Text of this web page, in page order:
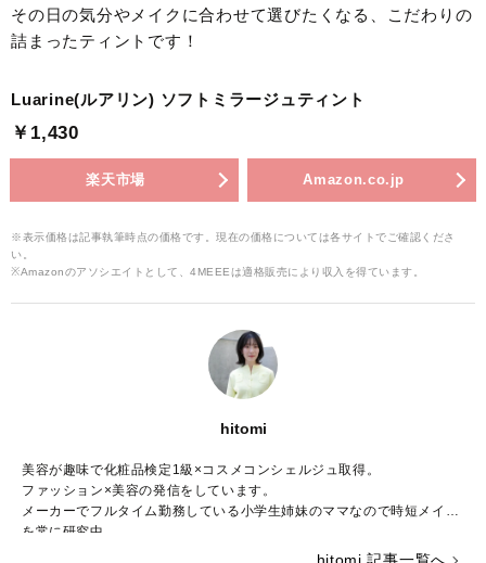
その日の気分やメイクに合わせて選びたくなる、こだわりの
詰まったティントです！
Luarine(ルアリン) ソフトミラージュティント
￥1,430
楽天市場 Amazon.co.jp
※表示価格は記事執筆時点の価格です。現在の価格については各サイトでご確認くださ
い。
※Amazonのアソシエイトとして、4MEEEは適格販売により収入を得ています。
hitomi
美容が趣味で化粧品検定1級×コスメコンシェルジュ取得。
ファッション×美容の発信をしています。
メーカーでフルタイム勤務している小学生姉妹のママなので時短メイク
を常に研究中。
hitomi 記事一覧へ